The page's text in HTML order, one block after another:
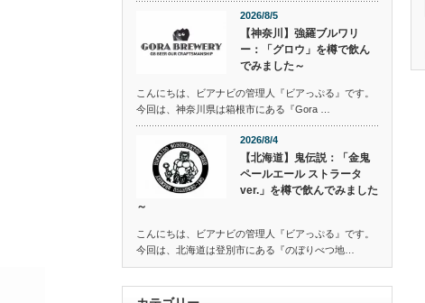
2026/8/5
【神奈川】強羅ブルワリ
ー：「グロウ」を樽で飲ん
でみました～
こんにちは、ビアナビの管理人『ビアっぷる』です。
今回は、神奈川県は箱根市にある『Gora …
2026/8/4
【北海道】鬼伝説：「金鬼
ペールエール ストラータ
ver.」を樽で飲んでみました
～
こんにちは、ビアナビの管理人『ビアっぷる』です。
今回は、北海道は登別市にある『のぼりべつ地…